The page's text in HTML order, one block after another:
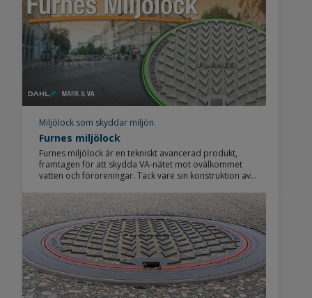
Miljölock som skyddar miljön.
Furnes miljölock
Furnes miljölock är en tekniskt avancerad produkt,
framtagen för att skydda VA-nätet mot ovälkommet
vatten och föroreningar. Tack vare sin konstruktion av
tillsammans med tätt spetthål, förhindras föroreningar
och vatten att tränga ner i ledningsnätet från gatumiljön.
På detta sätt minskar även belastningen av
vattenvolymer och miljöpåverkande ämnen till
avloppsreningsverket.